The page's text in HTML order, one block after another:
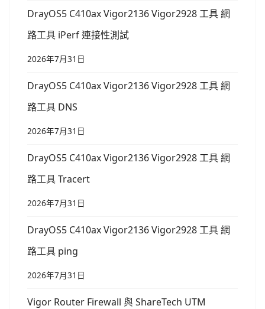
DrayOS5 C410ax Vigor2136 Vigor2928 工具 網
路工具 iPerf 連接性測試
2026年7月31日
DrayOS5 C410ax Vigor2136 Vigor2928 工具 網
路工具 DNS
2026年7月31日
DrayOS5 C410ax Vigor2136 Vigor2928 工具 網
路工具 Tracert
2026年7月31日
DrayOS5 C410ax Vigor2136 Vigor2928 工具 網
路工具 ping
2026年7月31日
Vigor Router Firewall 與 ShareTech UTM